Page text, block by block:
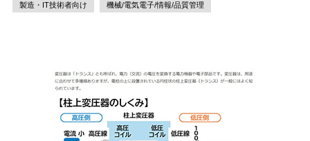
製造・IT技術者向け 機械/電気電子/情報/品質管理